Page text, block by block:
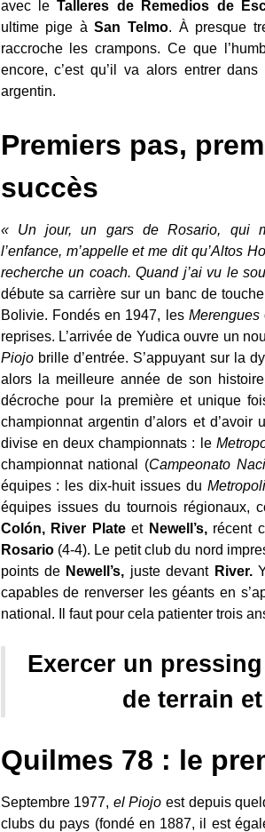
avec leTalleres de Remedios de
ultime pige àSan Telmo. À presque
raccroche les crampons. Ce que
encore, c’est qu’il va alors entrer dans
argentin.
Premiers pas,
succès
« Un jour, un gars de Rosario, qui
l’enfance, m’appelle et me dit qu’Altos
recherche un coach. Quand j’ai vu le
débute sa carrière sur un banc de
Bolivie. Fondés en 1947, lesMerengues
reprises. L’arrivée de Yudica ouvre un
Piojobrille d’entrée. S’appuyant sur la
alors la meilleure année de son
décroche pour la première et unique
championnat argentin d’alors et
divise en deux championnats : le
championnat national (Campeonato
équipes : les dix-huit issues du
équipes issues du tournois régionaux,
Colón, River Plateet Newell’s,récent
Rosario(4-4). Le petit club du nord
points de Newell’s, juste devant River.
capables de renverser les géants en
national. Il faut pour cela patienter trois
Exercer un
de terrain
Quilmes 78 : le
Septembre 1977, el Piojoest depuis
clubs du pays (fondé en 1887, il est